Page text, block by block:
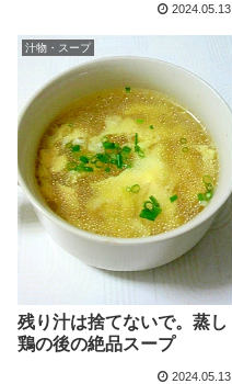
2024.05.13
汁物・スープ
残り汁は捨てないで。蒸し
鶏の後の絶品スープ
2024.05.13